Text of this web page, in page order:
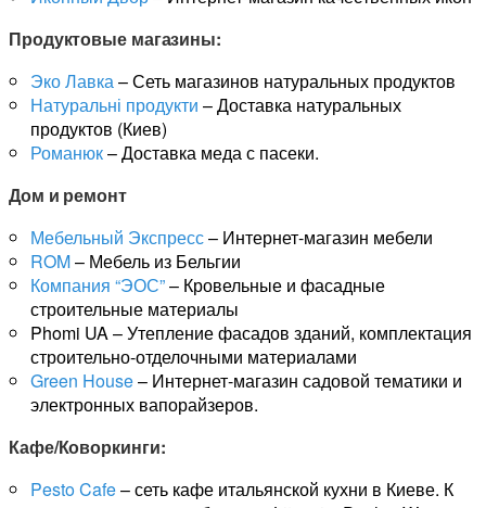
Продуктовые магазины:
Эко Лавка– Сеть магазинов натуральных продуктов
Натуральні продукти – Доставка натуральных
продуктов (Киев)
Романюк– Доставка меда с пасеки.
Дом и ремонт
Мебельный Экспресс– Интернет-магазин мебели
ROM– Мебель из Бельгии
Компания “ЭОС”– Кровельные и фасадные
строительные материалы
Phomi UA – Утепление фасадов зданий, комплектация
строительно-отделочными материалами
Green House– Интернет-магазин садовой тематики и
электронных вапорайзеров.
Кафе/Коворкинги:
Pesto Cafe– сеть кафе итальянской кухни в Киеве. К